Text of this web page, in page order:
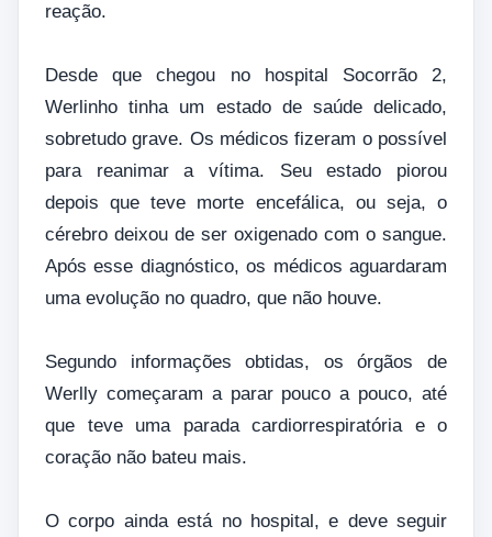
reação.
Desde que chegou no hospital Socorrão 2,
Werlinho tinha um estado de saúde delicado,
sobretudo grave. Os médicos fizeram o possível
para reanimar a vítima. Seu estado piorou
depois que teve morte encefálica, ou seja, o
cérebro deixou de ser oxigenado com o sangue.
Após esse diagnóstico, os médicos aguardaram
uma evolução no quadro, que não houve.
Segundo informações obtidas, os órgãos de
Werlly começaram a parar pouco a pouco, até
que teve uma parada cardiorrespiratória e o
coração não bateu mais.
O corpo ainda está no hospital, e deve seguir